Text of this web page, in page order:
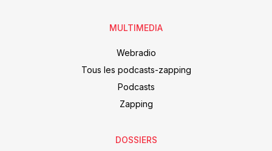
MULTIMEDIA
Webradio
Tous les podcasts-zapping
Podcasts
Zapping
DOSSIERS